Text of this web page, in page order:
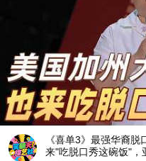
《喜单3》最强华裔
来"吃脱口秀这碗饭"，